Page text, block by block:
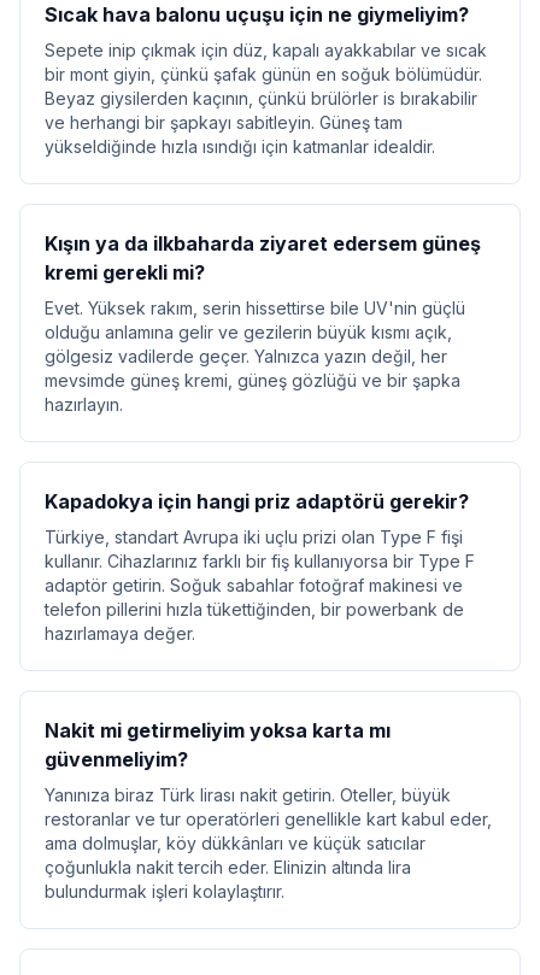
Sıcak hava balonu uçuşu için ne giymeliyim?
Sepete inip çıkmak için düz, kapalı ayakkabılar ve sıcak
bir mont giyin, çünkü şafak günün en soğuk bölümüdür.
Beyaz giysilerden kaçının, çünkü brülörler is bırakabilir
ve herhangi bir şapkayı sabitleyin. Güneş tam
yükseldiğinde hızla ısındığı için katmanlar idealdir.
Kışın ya da ilkbaharda ziyaret edersem güneş
kremi gerekli mi?
Evet. Yüksek rakım, serin hissettirse bile UV'nin güçlü
olduğu anlamına gelir ve gezilerin büyük kısmı açık,
gölgesiz vadilerde geçer. Yalnızca yazın değil, her
mevsimde güneş kremi, güneş gözlüğü ve bir şapka
hazırlayın.
Kapadokya için hangi priz adaptörü gerekir?
Türkiye, standart Avrupa iki uçlu prizi olan Type F fişi
kullanır. Cihazlarınız farklı bir fiş kullanıyorsa bir Type F
adaptör getirin. Soğuk sabahlar fotoğraf makinesi ve
telefon pillerini hızla tükettiğinden, bir powerbank de
hazırlamaya değer.
Nakit mi getirmeliyim yoksa karta mı
güvenmeliyim?
Yanınıza biraz Türk lirası nakit getirin. Oteller, büyük
restoranlar ve tur operatörleri genellikle kart kabul eder,
ama dolmuşlar, köy dükkânları ve küçük satıcılar
çoğunlukla nakit tercih eder. Elinizin altında lira
bulundurmak işleri kolaylaştırır.